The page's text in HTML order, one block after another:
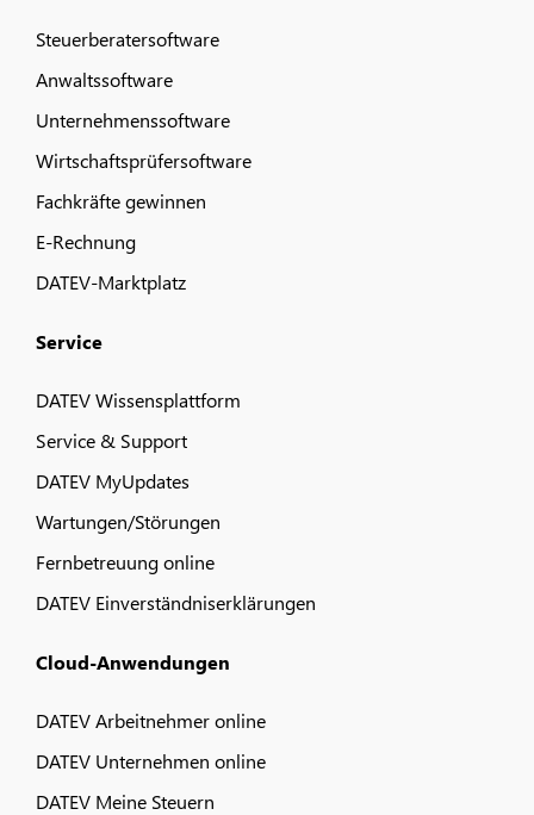
Steuerberatersoftware
Anwaltssoftware
Unternehmenssoftware
Wirtschaftsprüfersoftware
Fachkräfte gewinnen
E-Rechnung
DATEV-Marktplatz
Service
DATEV Wissensplattform
Service & Support
DATEV MyUpdates
Wartungen/Störungen
Fernbetreuung online
DATEV Einverständniserklärungen
Cloud-Anwendungen
DATEV Arbeitnehmer online
DATEV Unternehmen online
DATEV Meine Steuern